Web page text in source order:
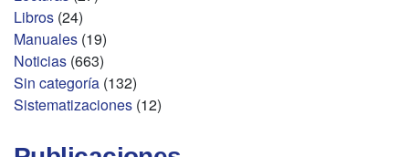
Libros (24)
Manuales (19)
Noticias (663)
Sin categoría (132)
Sistematizaciones (12)